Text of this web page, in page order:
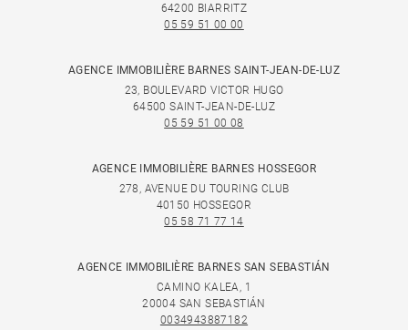
64200 BIARRITZ
05 59 51 00 00
AGENCE IMMOBILIÈRE BARNES SAINT-JEAN-DE-LUZ
23, BOULEVARD VICTOR HUGO
64500 SAINT-JEAN-DE-LUZ
05 59 51 00 08
AGENCE IMMOBILIÈRE BARNES HOSSEGOR
278, AVENUE DU TOURING CLUB
40150 HOSSEGOR
05 58 71 77 14
AGENCE IMMOBILIÈRE BARNES SAN SEBASTIÁN
CAMINO KALEA, 1
20004 SAN SEBASTIÁN
0034943887182